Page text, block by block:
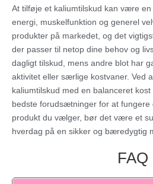
At tilføje et kaliumtilskud kan være
energi, muskelfunktion og generel
produkter på markedet, og det
der passer til netop dine behov og
dagligt tilskud, mens andre blot har
aktivitet eller særlige kostvaner. Ved
kaliumtilskud med en balanceret
bedste forudsætninger for at fungere
produkt du vælger, bør det være et
hverdag på en sikker og bæredygtig
FAQ